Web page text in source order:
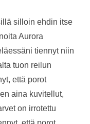
silloin ehdin itse
Aurora
tiennyt niin
tuon reilun
että porot
aina kuvitellut,
on irrotettu